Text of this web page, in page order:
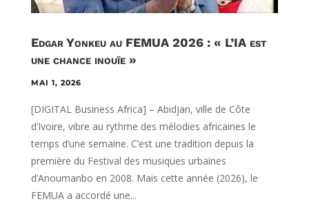
Edgar Yonkeu au FEMUA 2026 : « L’IA est
une chance inouïe »
MAI 1, 2026
[DIGITAL Business Africa] – Abidjan, ville de Côte
d’Ivoire, vibre au rythme des mélodies africaines le
temps d’une semaine. C’est une tradition depuis la
première du Festival des musiques urbaines
d’Anoumanbo en 2008. Mais cette année (2026), le
FEMUA a accordé une...